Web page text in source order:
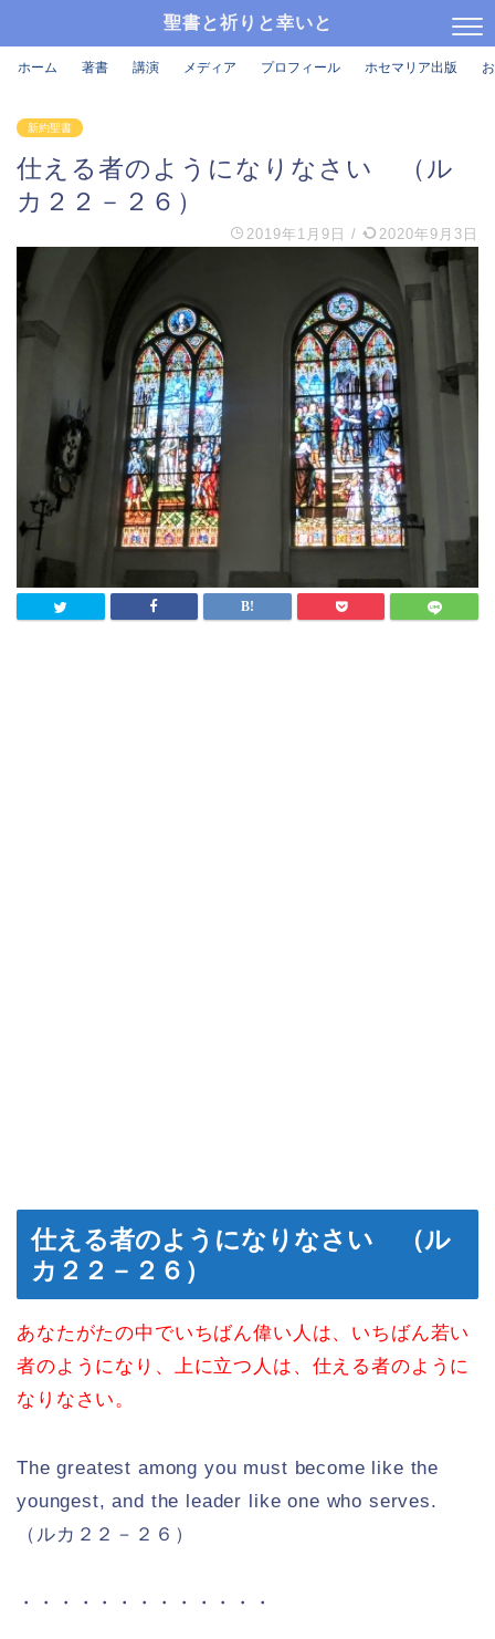
聖書と祈りと幸いと
ホーム 著書 講演 メディア プロフィール ホセマリア出版
新約聖書
仕える者のようになりなさい （ル
カ２２－２６）
2019年1月9日 / 2020年9月3日
仕える者のようになりなさい （ル
カ２２－２６）
あなたがたの中でいちばん偉い人は、いちばん若い
者のようになり、上に立つ人は、仕える者のように
なりなさい。
The greatest among you must become like the
youngest, and the leader like one who serves.
（ルカ２２－２６）
・・・・・・・・・・・・・